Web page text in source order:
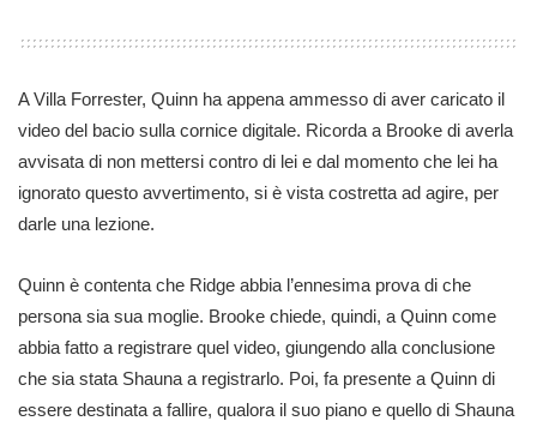
A Villa Forrester, Quinn ha appena ammesso di aver caricato il
video del bacio sulla cornice digitale. Ricorda a Brooke di averla
avvisata di non mettersi contro di lei e dal momento che lei ha
ignorato questo avvertimento, si è vista costretta ad agire, per
darle una lezione.
Quinn è contenta che Ridge abbia l’ennesima prova di che
persona sia sua moglie. Brooke chiede, quindi, a Quinn come
abbia fatto a registrare quel video, giungendo alla conclusione
che sia stata Shauna a registrarlo. Poi, fa presente a Quinn di
essere destinata a fallire, qualora il suo piano e quello di Shauna